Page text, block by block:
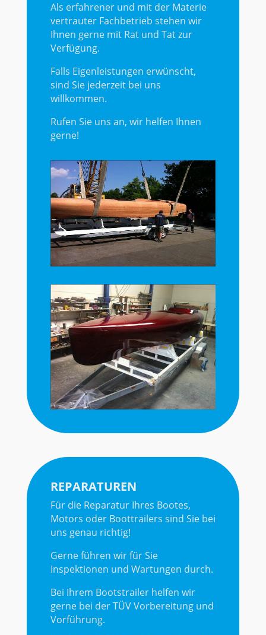
Als erfahrener und mit der Materie
vertrauter Fachbetrieb stehen wir
Ihnen gerne mit Rat und Tat zur
Verfügung.
Falls Eigenleistungen erwünscht,
sind Sie jederzeit bei uns
willkommen.
Rufen Sie uns an, wir helfen Ihnen
gerne!
REPARATUREN
Für die Reparatur Ihres Bootes,
Motors oder Boottrailers sind Sie bei
uns genau richtig!
Gerne führen wir für Sie
Inspektionen und Wartungen durch.
Bei Ihrem Bootstrailer helfen wir
gerne bei der TÜV Vorbereitung und
Vorführung.